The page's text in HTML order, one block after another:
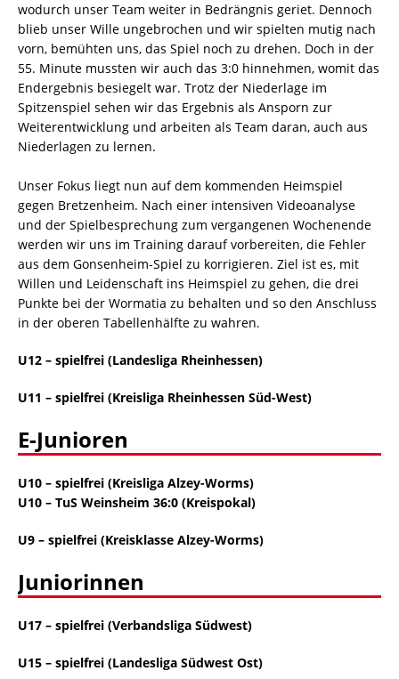
wodurch unser Team weiter in Bedrängnis geriet. Dennoch
blieb unser Wille ungebrochen und wir spielten mutig nach
vorn, bemühten uns, das Spiel noch zu drehen. Doch in der
55. Minute mussten wir auch das 3:0 hinnehmen, womit das
Endergebnis besiegelt war. Trotz der Niederlage im
Spitzenspiel sehen wir das Ergebnis als Ansporn zur
Weiterentwicklung und arbeiten als Team daran, auch aus
Niederlagen zu lernen.
Unser Fokus liegt nun auf dem kommenden Heimspiel
gegen Bretzenheim. Nach einer intensiven Videoanalyse
und der Spielbesprechung zum vergangenen Wochenende
werden wir uns im Training darauf vorbereiten, die Fehler
aus dem Gonsenheim-Spiel zu korrigieren. Ziel ist es, mit
Willen und Leidenschaft ins Heimspiel zu gehen, die drei
Punkte bei der Wormatia zu behalten und so den Anschluss
in der oberen Tabellenhälfte zu wahren.
U12 – spielfrei (Landesliga Rheinhessen)
U11 – spielfrei (Kreisliga Rheinhessen Süd-West)
E-Junioren
U10 – spielfrei (Kreisliga Alzey-Worms)
U10 – TuS Weinsheim 36:0 (Kreispokal)
U9 – spielfrei (Kreisklasse Alzey-Worms)
Juniorinnen
U17 – spielfrei (Verbandsliga Südwest)
U15 – spielfrei (Landesliga Südwest Ost)